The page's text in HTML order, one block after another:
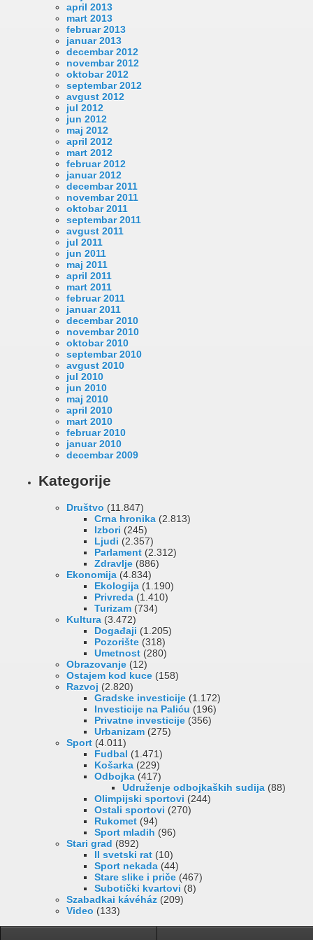
april 2013
mart 2013
februar 2013
januar 2013
decembar 2012
novembar 2012
oktobar 2012
septembar 2012
avgust 2012
jul 2012
jun 2012
maj 2012
april 2012
mart 2012
februar 2012
januar 2012
decembar 2011
novembar 2011
oktobar 2011
septembar 2011
avgust 2011
jul 2011
jun 2011
maj 2011
april 2011
mart 2011
februar 2011
januar 2011
decembar 2010
novembar 2010
oktobar 2010
septembar 2010
avgust 2010
jul 2010
jun 2010
maj 2010
april 2010
mart 2010
februar 2010
januar 2010
decembar 2009
Kategorije
Društvo (11.847)
Crna hronika (2.813)
Izbori (245)
Ljudi (2.357)
Parlament (2.312)
Zdravlje (886)
Ekonomija (4.834)
Ekologija (1.190)
Privreda (1.410)
Turizam (734)
Kultura (3.472)
Događaji (1.205)
Pozorište (318)
Umetnost (280)
Obrazovanje (12)
Ostajem kod kuce (158)
Razvoj (2.820)
Gradske investicije (1.172)
Investicije na Paliću (196)
Privatne investicije (356)
Urbanizam (275)
Sport (4.011)
Fudbal (1.471)
Košarka (229)
Odbojka (417)
Udruženje odbojkaških sudija (88)
Olimpijski sportovi (244)
Ostali sportovi (270)
Rukomet (94)
Sport mladih (96)
Stari grad (892)
II svetski rat (10)
Sport nekada (44)
Stare slike i priče (467)
Subotički kvartovi (8)
Szabadkai kávéház (209)
Video (133)